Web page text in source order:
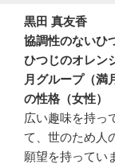
黒田 真友香
協調性のないひ
ひつじのオレン
月グループ（満
の性格（女性）
広い趣味を持っ
て、世のため人
願望を持ってい